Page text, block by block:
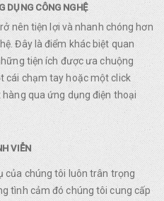
DỤNG CÔNG NGHỆ
nên tiện lợi và nhanh chóng hơn
Đây là điểm khác biệt quan
tiện ích được ưa chuộng
cái chạm tay hoặc một click
qua ứng dụng điện thoại
VIỄN
của chúng tôi luôn trân trọng
tình cảm đó chúng tôi cung cấp